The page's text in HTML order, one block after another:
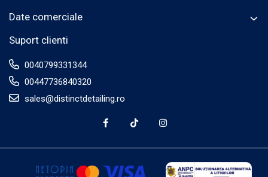
Date comerciale
Suport clienti
0040799331344
00447736840320
sales@distinctdetailing.ro